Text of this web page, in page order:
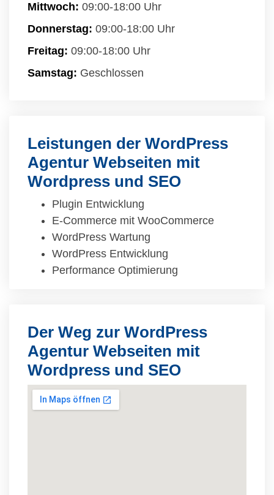
Mittwoch: 09:00-18:00 Uhr
Donnerstag: 09:00-18:00 Uhr
Freitag: 09:00-18:00 Uhr
Samstag: Geschlossen
Leistungen der WordPress
Agentur Webseiten mit
Wordpress und SEO
Plugin Entwicklung
E-Commerce mit WooCommerce
WordPress Wartung
WordPress Entwicklung
Performance Optimierung
Der Weg zur WordPress
Agentur Webseiten mit
Wordpress und SEO